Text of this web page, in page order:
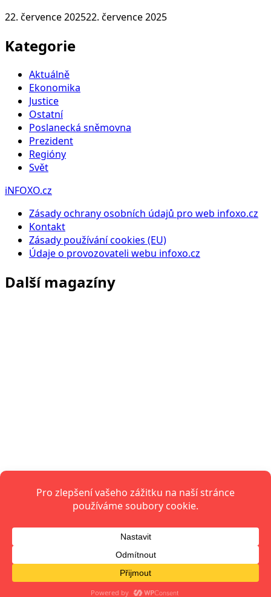
22. července 202522. července 2025
Kategorie
Aktuálně
Ekonomika
Justice
Ostatní
Poslanecká sněmovna
Prezident
Regióny
Svět
iNFOXO.cz
Zásady ochrany osobních údajů pro web infoxo.cz
Kontakt
Zásady používání cookies (EU)
Údaje o provozovateli webu infoxo.cz
Další magazíny
styl.
Mirrora.cz
Magazín pro volný čas: bydlení, celebrity, tipy a ženská
Infoden.cz
Příběhy, horoskopy, recepty, rady a zábavný obsah pro